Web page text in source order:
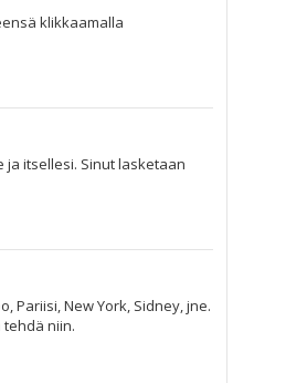
klikkaamalla
ja itsellesi. Sinut lasketaan
Pariisi, New York, Sidney, jne.
niin.